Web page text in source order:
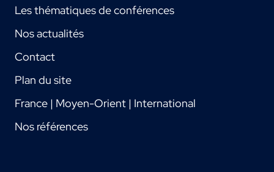
Les thématiques de conférences
Nos actualités
Contact
Plan du site
France | Moyen-Orient | International
Nos références